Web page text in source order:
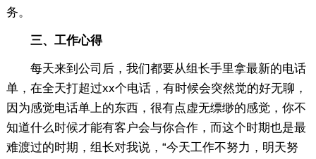
务。
三、工作心得
每天来到公司后，我们都要从组长手里拿最新的电话
单，在全天打超过xx个电话，有时候会突然觉的好无聊，
因为感觉电话单上的东西，很有点虚无缥缈的感觉，你不
知道什么时候才能有客户会与你合作，而这个时期也是最
难渡过的时期，组长对我说，“今天工作不努力，明天努